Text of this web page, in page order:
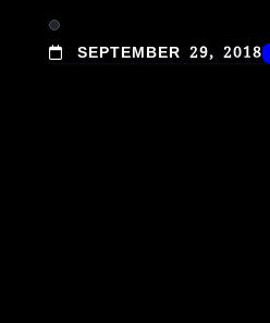
SEPTEMBER 29, 2018